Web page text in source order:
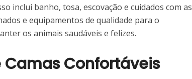
inclui banho, tosa, escovação e cuidados com as
e equipamentos de qualidade para o
os animais saudáveis e felizes.
Camas Confortáveis